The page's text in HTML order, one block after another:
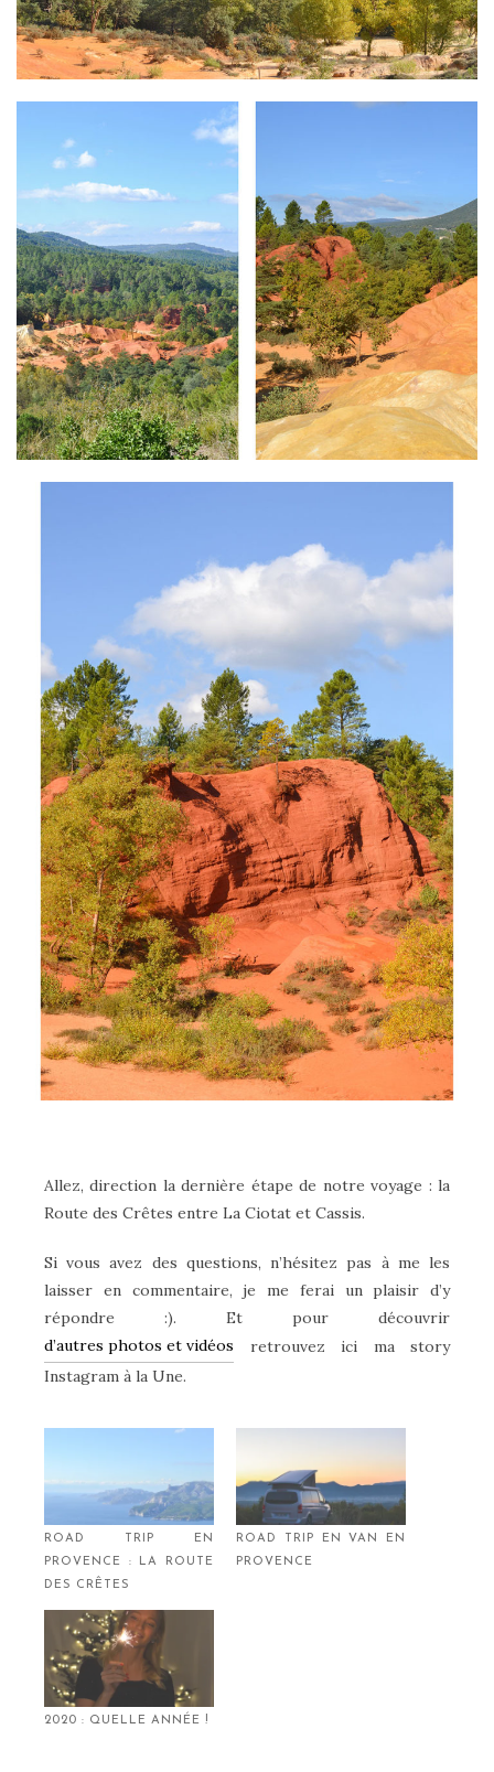
Allez, direction la dernière étape de notre voyage : la
Route des Crêtes entre La Ciotat et Cassis.
Si vous avez des questions, n’hésitez pas à me les
laisser en commentaire, je me ferai un plaisir d’y
répondre :). Et pour découvrir
d’autres photos et vidéos retrouvez ici ma story
Instagram à la Une.
ROAD TRIP EN
PROVENCE : LA ROUTE
DES CRÊTES
ROAD TRIP EN VAN EN
PROVENCE
2020 : QUELLE ANNÉE !